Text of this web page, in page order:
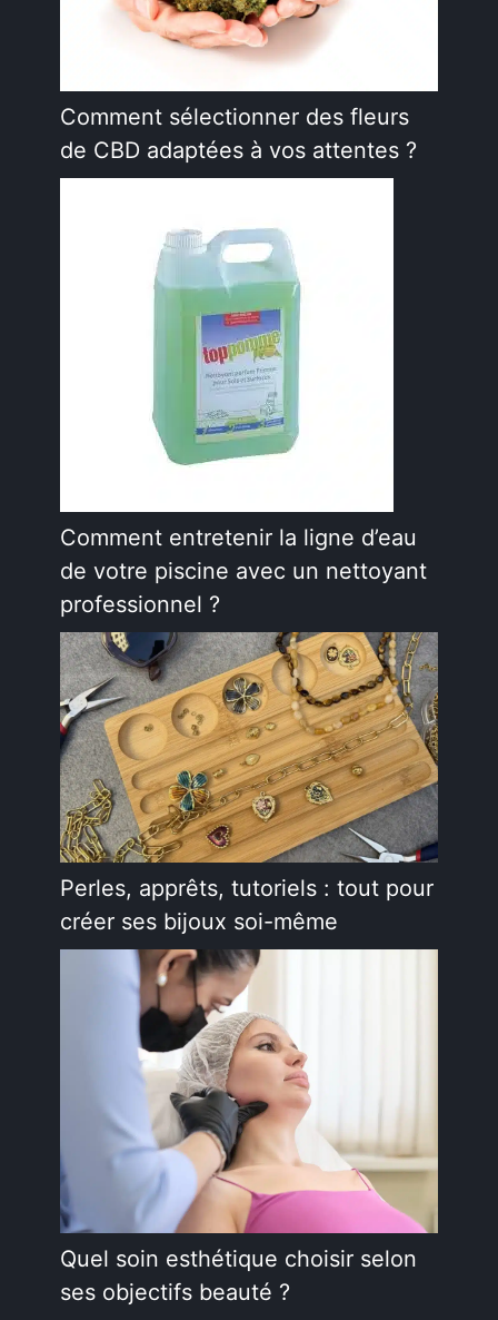
Comment sélectionner des fleurs
de CBD adaptées à vos attentes ?
Comment entretenir la ligne d’eau
de votre piscine avec un nettoyant
professionnel ?
Perles, apprêts, tutoriels : tout pour
créer ses bijoux soi-même
Quel soin esthétique choisir selon
ses objectifs beauté ?